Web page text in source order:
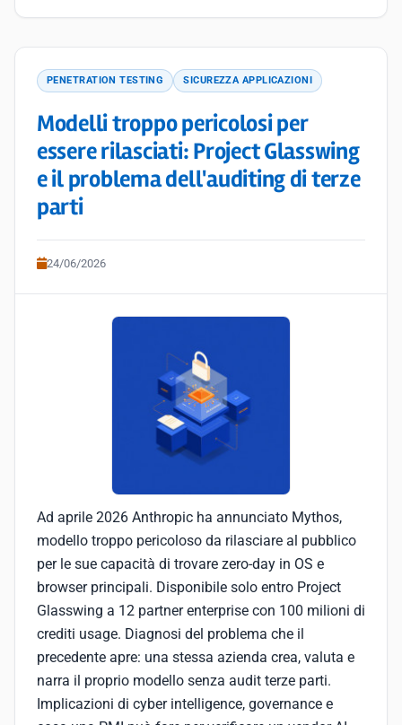
PENETRATION TESTING SICUREZZA APPLICAZIONI
Modelli troppo pericolosi per
essere rilasciati: Project Glasswing
e il problema dell'auditing di terze
parti
24/06/2026
Ad aprile 2026 Anthropic ha annunciato Mythos,
modello troppo pericoloso da rilasciare al pubblico
per le sue capacità di trovare zero-day in OS e
browser principali. Disponibile solo entro Project
Glasswing a 12 partner enterprise con 100 milioni di
crediti usage. Diagnosi del problema che il
precedente apre: una stessa azienda crea, valuta e
narra il proprio modello senza audit terze parti.
Implicazioni di cyber intelligence, governance e